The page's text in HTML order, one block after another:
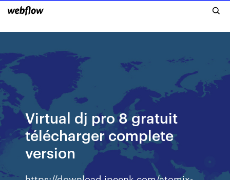
Virtual dj pro 8 gratuit
télécharger complete
version